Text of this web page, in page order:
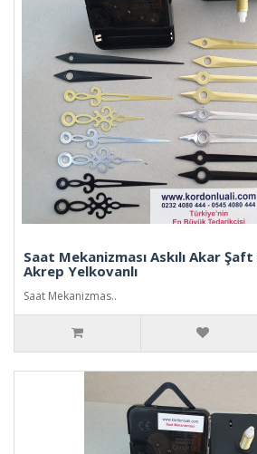
Saat Mekanizması Askılı Akar
Akrep Yelkovanlı
Saat Mekanizmas..